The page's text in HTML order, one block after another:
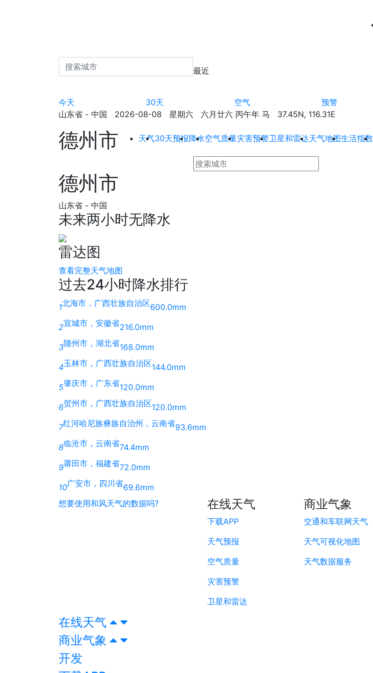
最近
今天 30天 空气 预警
山东省 - 中国 2026-08-08 星期六 六月廿六 丙午年 马 37.45N, 116.31E
德州市 天气30天预报降水空气质量灾害预警卫星和雷达天气地图生活指数
德州市
山东省 - 中国
未来两小时无降水
雷达图
查看完整天气地图
过去24小时降水排行
1北海市，广西壮族自治区600.0mm
2宣城市，安徽省216.0mm
3随州市，湖北省168.0mm
4玉林市，广西壮族自治区144.0mm
5肇庆市，广东省120.0mm
6贺州市，广西壮族自治区120.0mm
7红河哈尼族彝族自治州，云南省93.6mm
8临沧市，云南省74.4mm
9莆田市，福建省72.0mm
10广安市，四川省69.6mm
想要使用和风天气的数据吗? 在线天气
下载APP
天气预报
空气质量
灾害预警
卫星和雷达
商业气象
交通和车联网天气
天气可视化地图
天气数据服务
在线天气
商业气象
开发